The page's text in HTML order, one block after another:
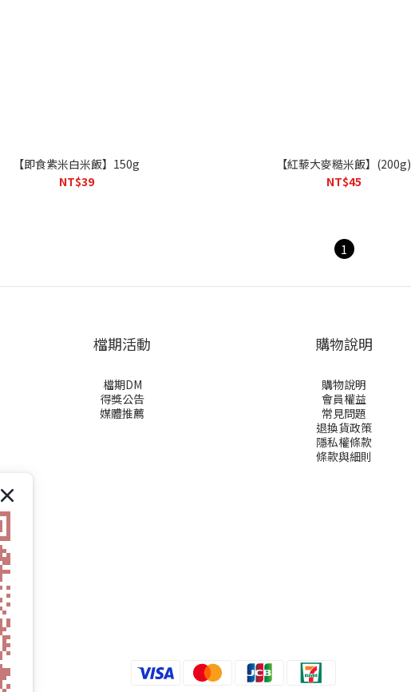
【即食紫米白米飯】150g
NT$39
【紅藜大麥糙米飯】(200g)
NT$45
1
檔期活動
檔期DM
得獎公告
媒體推薦
購物說明
購物說明
會員權益
常見問題
退換貨政策
隱私權條款
條款與細則